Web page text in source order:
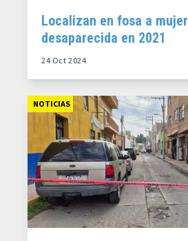
Localizan en fosa a mujer
desaparecida en 2021
24 Oct 2024
NOTICIAS